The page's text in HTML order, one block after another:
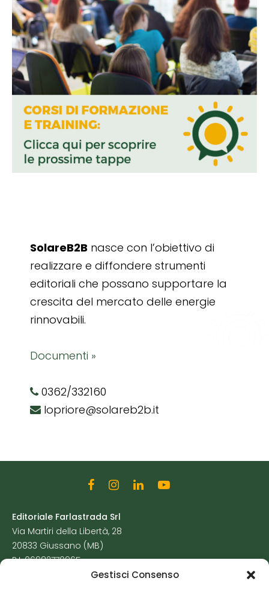
Gestisci Consenso
SolareB2B nasce con l’obiettivo di
realizzare e diffondere strumenti
editoriali che possano supportare la
crescita del mercato delle energie
rinnovabili.
Documenti »
0362/332160
lopriore@solareb2b.it
Editoriale Farlastrada Srl
Via Martiri della Libertà, 28
20833 Giussano (MB)
P.I. 06982770965